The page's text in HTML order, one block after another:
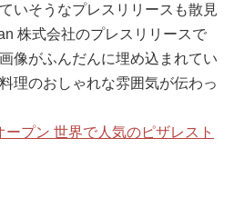
いそうなプレスリリースも散見
株式会社のプレスリリースで
像がふんだんに埋め込まれてい
理のおしゃれな雰囲気が伝わっ
ープン 世界で人気のピザレスト